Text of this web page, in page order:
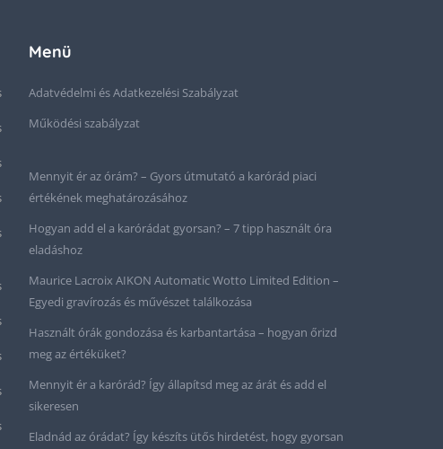
Menü
Adatvédelmi és Adatkezelési Szabályzat
Működési szabályzat
Mennyit ér az órám? – Gyors útmutató a karórád piaci
értékének meghatározásához
Hogyan add el a karórádat gyorsan? – 7 tipp használt óra
eladáshoz
Maurice Lacroix AIKON Automatic Wotto Limited Edition –
Egyedi gravírozás és művészet találkozása
Használt órák gondozása és karbantartása – hogyan őrizd
meg az értéküket?
Mennyit ér a karórád? Így állapítsd meg az árát és add el
sikeresen
Eladnád az órádat? Így készíts ütős hirdetést, hogy gyorsan